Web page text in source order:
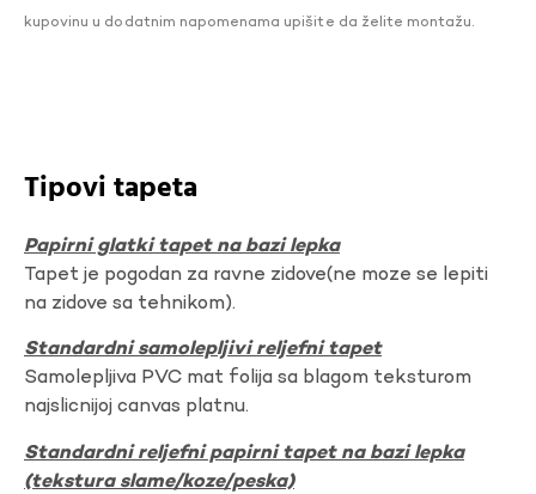
kupovinu u dodatnim napomenama upišite da želite montažu.
Tipovi tapeta
Papirni glatki tapet na bazi lepka
Tapet je pogodan za ravne zidove(ne moze se lepiti
na zidove sa tehnikom).
Standardni samolepljivi reljefni tapet
Samolepljiva PVC mat folija sa blagom teksturom
najslicnijoj canvas platnu.
Standardni reljefni papirni tapet na bazi lepka
(tekstura slame/koze/peska)